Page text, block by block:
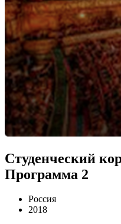
Студенческий
Программа 2
Россия
2018